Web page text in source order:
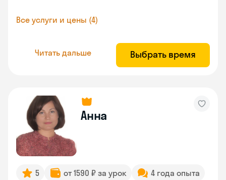
Все услуги и цены (4)
Читать дальше Выбрать время
Анна
5 от 1590 ₽ за урок 4 года опыта